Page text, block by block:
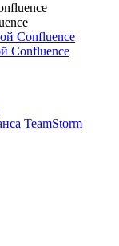
Confluence
Confluence
TeamStorm